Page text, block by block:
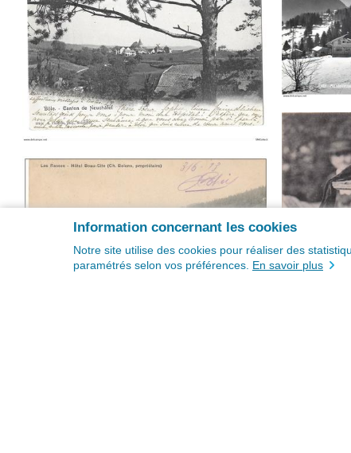
Information concernant les cookies
Notre site utilise des cookies pour réaliser des
paramétrés selon vos préférences. En savoir plus